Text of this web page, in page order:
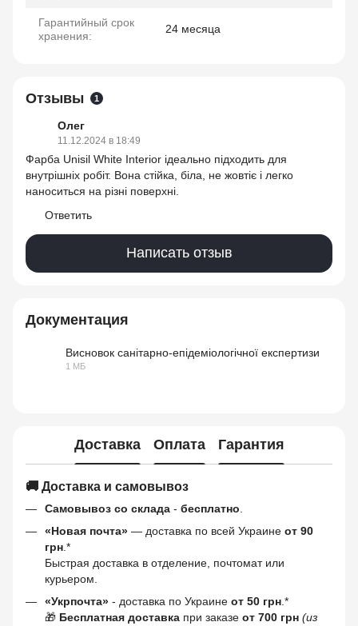
Гарантийный срок
хранения:
24 месяца
Отзывы 1
Олег
11.12.2024 в 18:49
Фарба Unisil White Interior ідеально підходить для
внутрішніх робіт. Вона стійка, біла, не жовтіє і легко
наноситься на різні поверхні.
Ответить
Написать отзыв
Документация
Висновок санітарно-епідеміологічної експертизи
1 МБ
Доставка Оплата Гарантия
🚚 Доставка и самовывоз
Самовывоз со склада - бесплатно
«Новая почта» — доставка по всей Украине от 90
грн .*
Быстрая доставка в отделение, почтомат или
курьером.
«Укрпочта» - доставка по Украине от 50 грн.*
🎁 Бесплатная доставка при заказе от 700 грн (из